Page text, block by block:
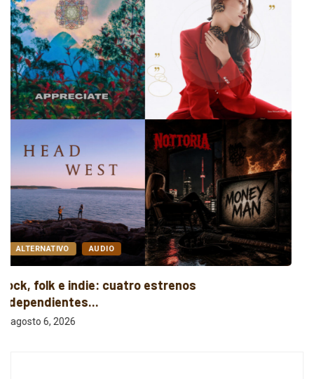
AUDIO ELECTRÓNICA
Cuatro canciones sobre libertad, desamor y
transformación
agosto 6, 2026